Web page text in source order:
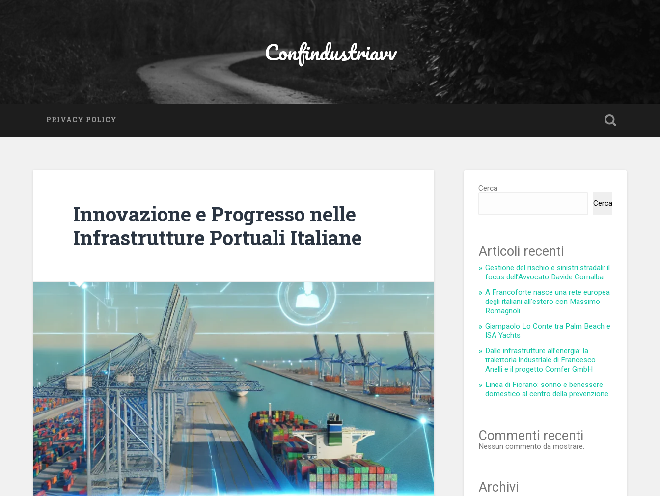
Confindustriavv
PRIVACY POLICY
Innovazione e Progresso nelle
Infrastrutture Portuali Italiane
Cerca
Cerca
Articoli recenti
Gestione del rischio e sinistri stradali: il
focus dell’Avvocato Davide Cornalba
A Francoforte nasce una rete europea
degli italiani all’estero con Massimo
Romagnoli
Giampaolo Lo Conte tra Palm Beach e
ISA Yachts
Dalle infrastrutture all’energia: la
traiettoria industriale di Francesco
Anelli e il progetto Comfer GmbH
Linea di Fiorano: sonno e benessere
domestico al centro della prevenzione
Commenti recenti
Nessun commento da mostrare.
Archivi